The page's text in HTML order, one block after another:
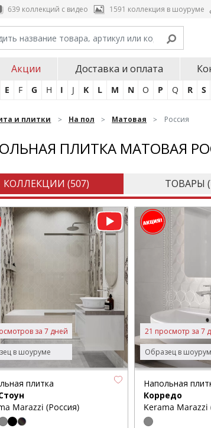
639 коллекций с видео 1591 коллекция в шоуруме
Акции Доставка и оплата
E F G H I J K L M N O P Q R S
и плитки На пол Матовая Россия
ПЛИТКА МАТОВАЯ
КОЛЛЕКЦИИ (507) ТОВАРЫ (
в шоуруме
за 7 дней
плитка
Marazzi (Россия)
Образец в
21 просмотр за 7
Напольная
Корредо
Kerama Marazzi